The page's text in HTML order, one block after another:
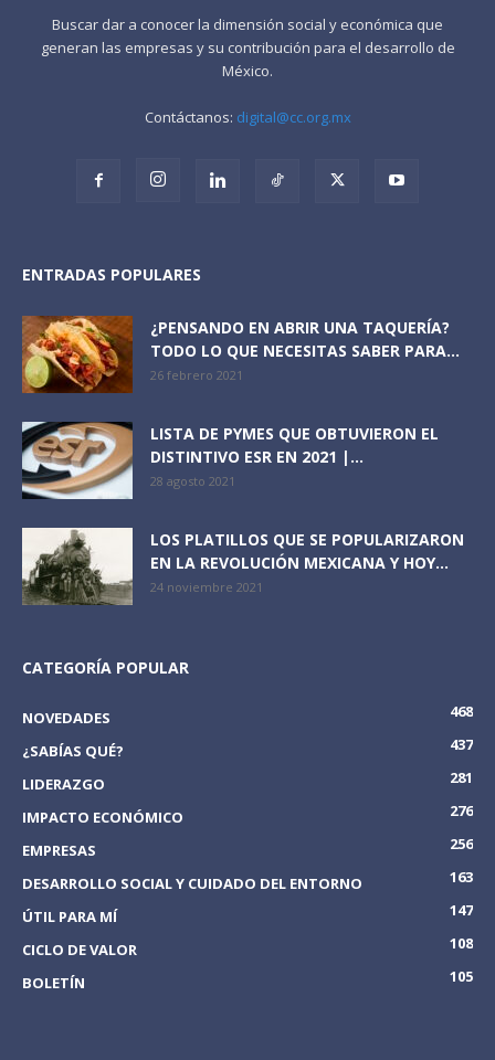
Buscar dar a conocer la dimensión social y económica que
generan las empresas y su contribución para el desarrollo de
México.
Contáctanos: digital@cc.org.mx
ENTRADAS POPULARES
¿PENSANDO EN ABRIR UNA TAQUERÍA?
TODO LO QUE NECESITAS SABER PARA...
26 febrero 2021
LISTA DE PYMES QUE OBTUVIERON EL
DISTINTIVO ESR EN 2021 |...
28 agosto 2021
LOS PLATILLOS QUE SE POPULARIZARON
EN LA REVOLUCIÓN MEXICANA Y HOY...
24 noviembre 2021
CATEGORÍA POPULAR
NOVEDADES
468
¿SABÍAS QUÉ?
437
LIDERAZGO
281
IMPACTO ECONÓMICO
276
EMPRESAS
256
DESARROLLO SOCIAL Y CUIDADO DEL ENTORNO
163
ÚTIL PARA MÍ
147
CICLO DE VALOR
108
BOLETÍN
105